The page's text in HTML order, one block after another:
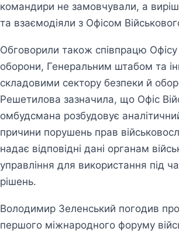
командири не замовчували, а
та взаємодіяли з Офісом
Обговорили також співпрацю Офісу
оборони, Генеральним штабом та
складовими сектору безпеки й
Решетилова зазначила, що Офіс
омбудсмана розбудовує
причини порушень прав
надає відповідні дані органам
управління для використання під
рішень.
Володимир Зеленський погодив
першого міжнародного форуму